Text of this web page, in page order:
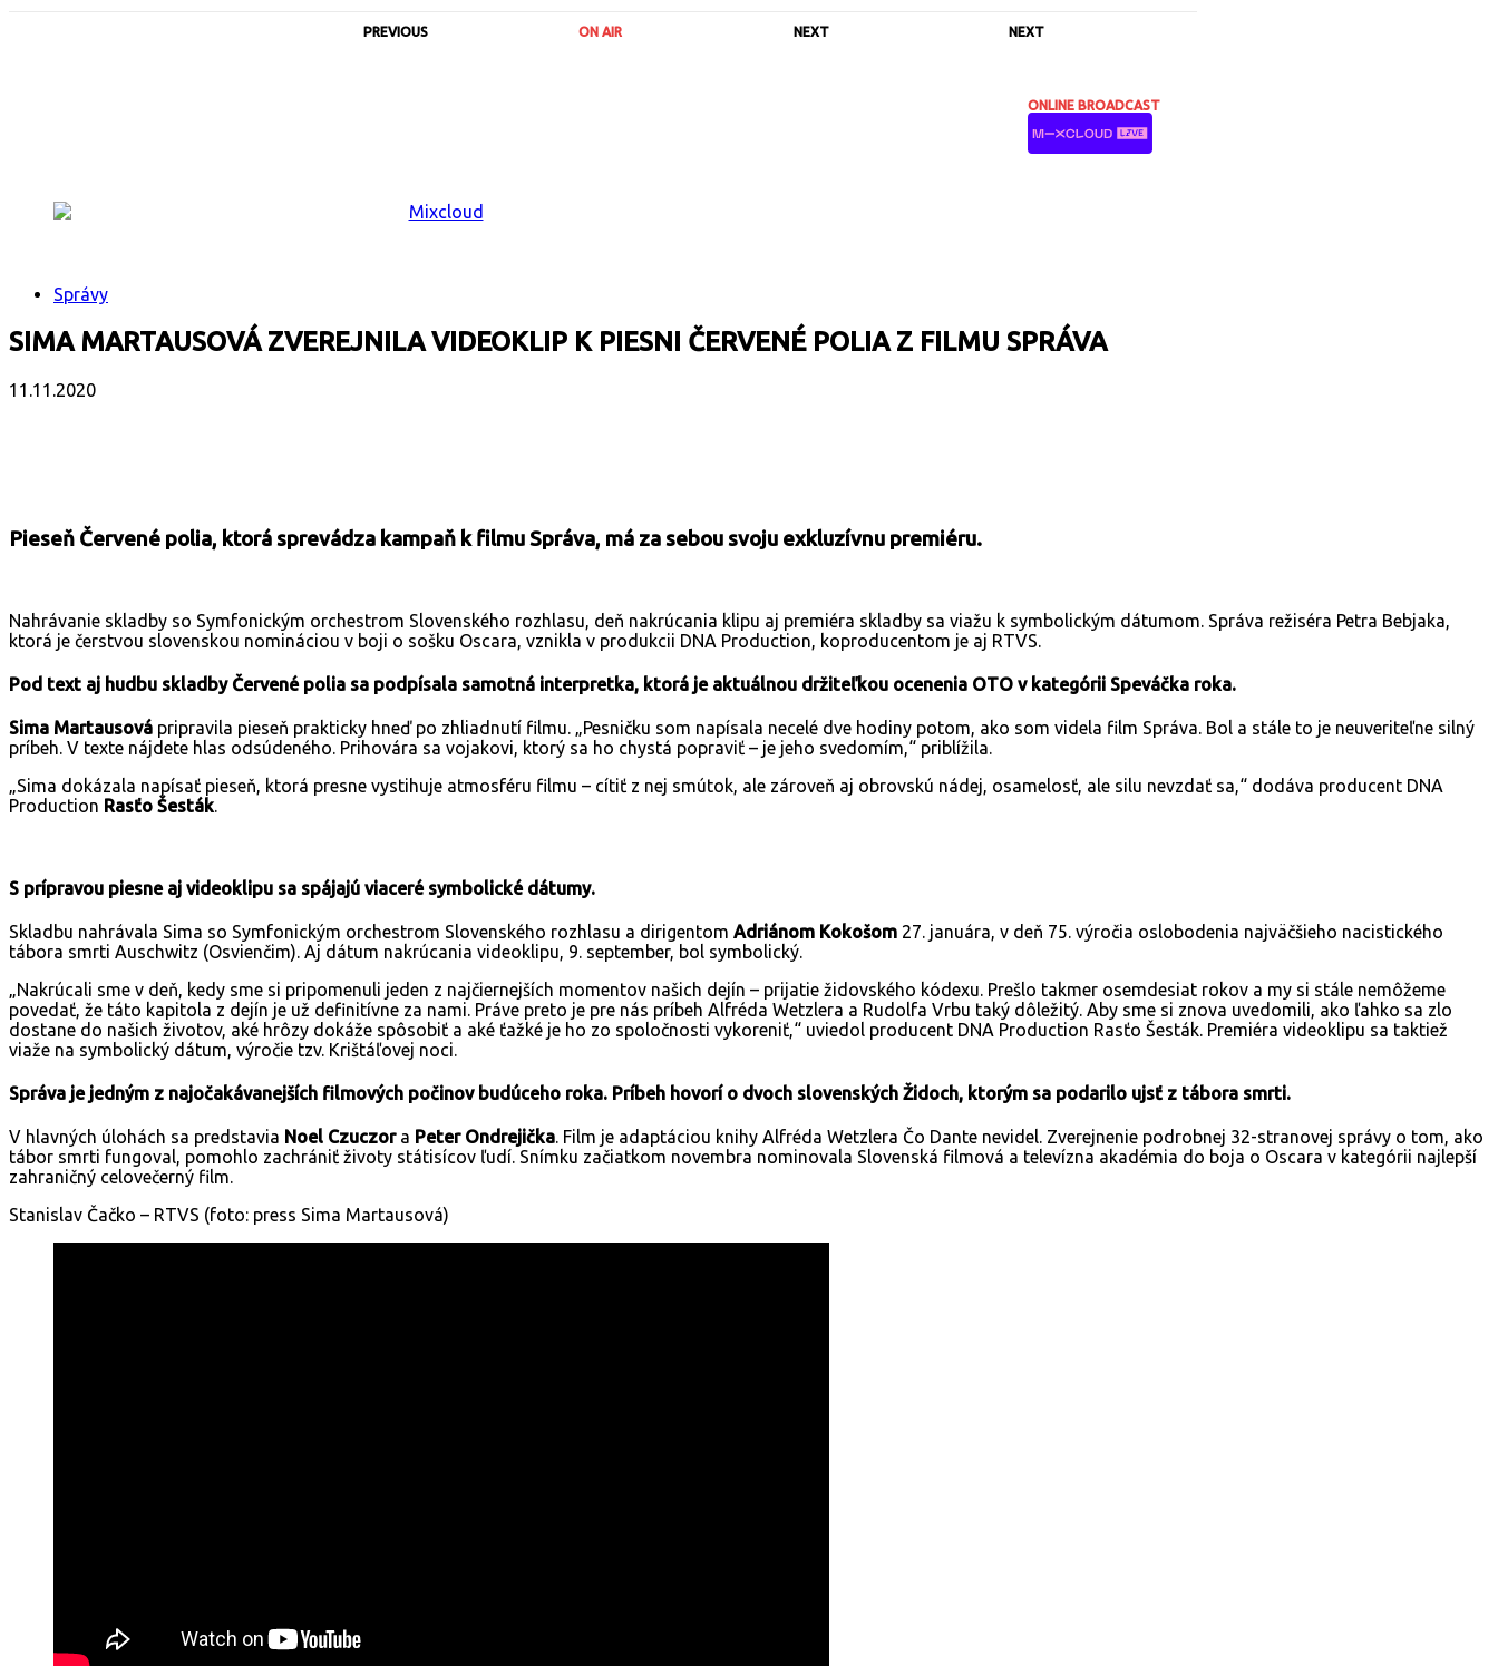
PREVIOUS ON AIR NEXT NEXT
ONLINE BROADCAST
Správy
SIMA MARTAUSOVÁ ZVEREJNILA VIDEOKLIP K PIESNI ČERVENÉ POLIA Z FILMU SPRÁVA
11.11.2020
Pieseň Červené polia, ktorá sprevádza kampaň k filmu Správa, má za sebou svoju exkluzívnu premiéru.
Nahrávanie skladby so Symfonickým orchestrom Slovenského rozhlasu, deň nakrúcania klipu aj premiéra skladby sa viažu k symbolickým dátumom. Správa režiséra Petra Bebjaka,
ktorá je čerstvou slovenskou nomináciou v boji o sošku Oscara, vznikla v produkcii DNA Production, koproducentom je aj RTVS.
Pod text aj hudbu skladby Červené polia sa podpísala samotná interpretka, ktorá je aktuálnou držiteľkou ocenenia OTO v kategórii Speváčka roka.
Sima Martausová pripravila pieseň prakticky hneď po zhliadnutí filmu. „Pesničku som napísala necelé dve hodiny potom, ako som videla film Správa. Bol a stále to je neuveriteľne silný
príbeh. V texte nájdete hlas odsúdeného. Prihovára sa vojakovi, ktorý sa ho chystá popraviť – je jeho svedomím,“ priblížila.
„Sima dokázala napísať pieseň, ktorá presne vystihuje atmosféru filmu – cítiť z nej smútok, ale zároveň aj obrovskú nádej, osamelosť, ale silu nevzdať sa,“ dodáva producent DNA
Production Rasťo Šesták.
S prípravou piesne aj videoklipu sa spájajú viaceré symbolické dátumy.
Skladbu nahrávala Sima so Symfonickým orchestrom Slovenského rozhlasu a dirigentom Adriánom Kokošom 27. januára, v deň 75. výročia oslobodenia najväčšieho nacistického
tábora smrti Auschwitz (Osvienčim). Aj dátum nakrúcania videoklipu, 9. september, bol symbolický.
„Nakrúcali sme v deň, kedy sme si pripomenuli jeden z najčiernejších momentov našich dejín – prijatie židovského kódexu. Prešlo takmer osemdesiat rokov a my si stále nemôžeme
povedať, že táto kapitola z dejín je už definitívne za nami. Práve preto je pre nás príbeh Alfréda Wetzlera a Rudolfa Vrbu taký dôležitý. Aby sme si znova uvedomili, ako ľahko sa zlo
dostane do našich životov, aké hrôzy dokáže spôsobiť a aké ťažké je ho zo spoločnosti vykoreniť,“ uviedol producent DNA Production Rasťo Šesták. Premiéra videoklipu sa taktiež
viaže na symbolický dátum, výročie tzv. Krištáľovej noci.
Správa je jedným z najočakávanejších filmových počinov budúceho roka. Príbeh hovorí o dvoch slovenských Židoch, ktorým sa podarilo ujsť z tábora smrti.
V hlavných úlohách sa predstavia Noel Czuczora Peter Ondrejička. Film je adaptáciou knihy Alfréda Wetzlera Čo Dante nevidel. Zverejnenie podrobnej 32-stranovej správy o tom, ako
tábor smrti fungoval, pomohlo zachrániť životy státisícov ľudí. Snímku začiatkom novembra nominovala Slovenská filmová a televízna akadémia do boja o Oscara v kategórii najlepší
zahraničný celovečerný film.
Stanislav Čačko – RTVS (foto: press Sima Martausová)